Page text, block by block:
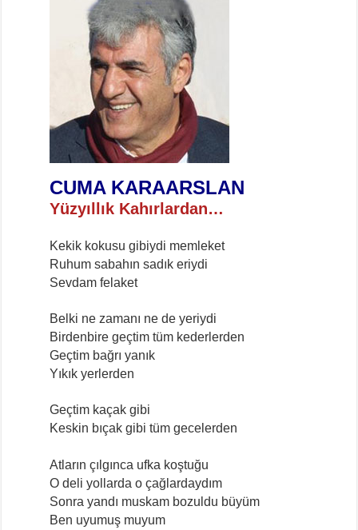
CUMA KARAARSLAN
Yüzyıllık Kahırlardan…
Kekik kokusu gibiydi memleket
Ruhum sabahın sadık eriydi
Sevdam felaket
Belki ne zamanı ne de yeriydi
Birdenbire geçtim tüm kederlerden
Geçtim bağrı yanık
Yıkık yerlerden
Geçtim kaçak gibi
Keskin bıçak gibi tüm gecelerden
Atların çılgınca ufka koştuğu
O deli yollarda o çağlardaydım
Sonra yandı muskam bozuldu büyüm
Ben uyumuş muyum